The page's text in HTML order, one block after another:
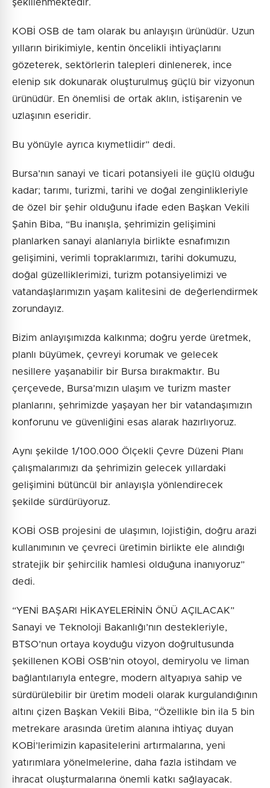
şekillenmektedir.
KOBİ OSB de tam olarak bu anlayışın ürünüdür. Uzun
yılların birikimiyle, kentin öncelikli ihtiyaçlarını
gözeterek, sektörlerin talepleri dinlenerek, ince
elenip sık dokunarak oluşturulmuş güçlü bir vizyonun
ürünüdür. En önemlisi de ortak aklın, istişarenin ve
uzlaşının eseridir.
Bu yönüyle ayrıca kıymetlidir” dedi.
Bursa’nın sanayi ve ticari potansiyeli ile güçlü olduğu
kadar; tarımı, turizmi, tarihi ve doğal zenginlikleriyle
de özel bir şehir olduğunu ifade eden Başkan Vekili
Şahin Biba, “Bu inanışla, şehrimizin gelişimini
planlarken sanayi alanlarıyla birlikte esnafımızın
gelişimini, verimli topraklarımızı, tarihi dokumuzu,
doğal güzelliklerimizi, turizm potansiyelimizi ve
vatandaşlarımızın yaşam kalitesini de değerlendirmek
zorundayız.
Bizim anlayışımızda kalkınma; doğru yerde üretmek,
planlı büyümek, çevreyi korumak ve gelecek
nesillere yaşanabilir bir Bursa bırakmaktır. Bu
çerçevede, Bursa’mızın ulaşım ve turizm master
planlarını, şehrimizde yaşayan her bir vatandaşımızın
konforunu ve güvenliğini esas alarak hazırlıyoruz.
Aynı şekilde 1/100.000 Ölçekli Çevre Düzeni Planı
çalışmalarımızı da şehrimizin gelecek yıllardaki
gelişimini bütüncül bir anlayışla yönlendirecek
şekilde sürdürüyoruz.
KOBİ OSB projesini de ulaşımın, lojistiğin, doğru arazi
kullanımının ve çevreci üretimin birlikte ele alındığı
stratejik bir şehircilik hamlesi olduğuna inanıyoruz”
dedi.
“YENİ BAŞARI HİKAYELERİNİN ÖNÜ AÇILACAK”
Sanayi ve Teknoloji Bakanlığı’nın destekleriyle,
BTSO’nun ortaya koyduğu vizyon doğrultusunda
şekillenen KOBİ OSB’nin otoyol, demiryolu ve liman
bağlantılarıyla entegre, modern altyapıya sahip ve
sürdürülebilir bir üretim modeli olarak kurgulandığının
altını çizen Başkan Vekili Biba, “Özellikle bin ila 5 bin
metrekare arasında üretim alanına ihtiyaç duyan
KOBİ’lerimizin kapasitelerini artırmalarına, yeni
yatırımlara yönelmelerine, daha fazla istihdam ve
ihracat oluşturmalarına önemli katkı sağlayacak.